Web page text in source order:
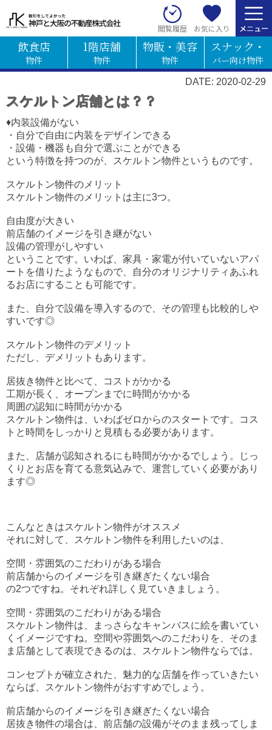
閲覧履歴 お気に入り
飲食店
物件
1階店舗
物件
物販・美容
物件
スナック・
バー向け物件
DATE: 2020-02-29
スケルトン店舗とは？？
♦内装設備がない
・自分で自由に内装をデザインできる
・設備・機器も自分で選ぶことができる
という特徴を持つのが、スケルトン物件というものです。
スケルトン物件のメリット
スケルトン物件のメリットは主に3つ。
自由度が大きい
前店舗のイメージを引き継がない
設備の管理がしやすい
ということです。いわば、家具・家電が付いていないアパ
ートを借りたようなもので、自分のオリジナリティあふれ
るお店にすることも可能です。
また、自分で設備を導入するので、その管理も比較的しや
すいです◎
スケルトン物件のデメリット
ただし、デメリットもあります。
居抜き物件と比べて、コストがかかる
工期が長く、オープンまでに時間がかかる
周囲の認知に時間がかかる
スケルトン物件は、いわばゼロからのスタートです。コス
トと時間をしっかりと見積もる必要があります。
また、店舗が認知されるにも時間がかかるでしょう。じっ
くりとお店を育てる意気込みで、運営していく必要があり
ます◎
こんなときはスケルトン物件がオススメ
それに対して、スケルトン物件を利用したいのは、
空間・雰囲気のこだわりがある場合
前店舗からのイメージを引き継ぎたくない場合
の2つですね。それぞれ詳しく見ていきましょう。
空間・雰囲気のこだわりがある場合
スケルトン物件は、まっさらなキャンバスに絵を書いてい
くイメージですね。空間や雰囲気へのこだわりを、そのま
ま店舗として表現できるのは、スケルトン物件ならでは。
コンセプトが確立された、魅力的な店舗を作っていきたい
ならば、スケルトン物件がおすすめでしょう。
前店舗からのイメージを引き継ぎたくない場合
居抜き物件の場合は、前店舗の設備がそのまま残ってしま